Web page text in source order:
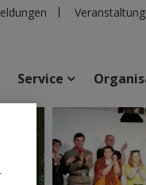
Personen
Service